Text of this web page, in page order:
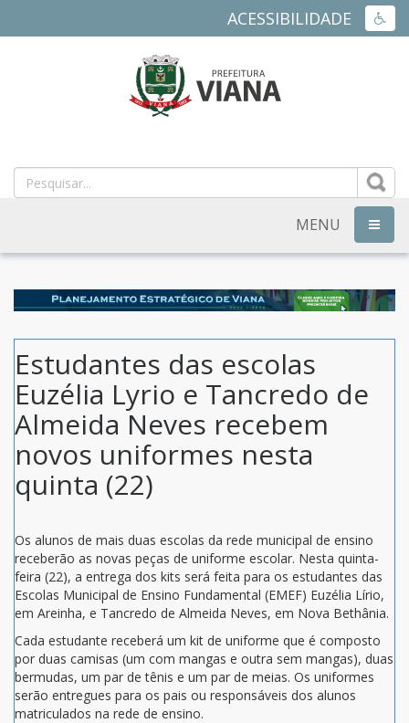
ACESSIBILIDADE
MUNICIPAL
DE
VIANA
ES
MENU
Estudantes das escolas
Euzélia Lyrio e Tancredo de
Almeida Neves recebem
novos uniformes nesta
quinta (22)
Os alunos de mais duas escolas da rede municipal de ensino
receberão as novas peças de uniforme escolar. Nesta quinta-
feira (22), a entrega dos kits será feita para os estudantes das
Escolas Municipal de Ensino Fundamental (EMEF) Euzélia Lírio,
em Areinha, e Tancredo de Almeida Neves, em Nova Bethânia.
Cada estudante receberá um kit de uniforme que é composto
por duas camisas (um com mangas e outra sem mangas), duas
bermudas, um par de tênis e um par de meias. Os uniformes
serão entregues para os pais ou responsáveis dos alunos
matriculados na rede de ensino.